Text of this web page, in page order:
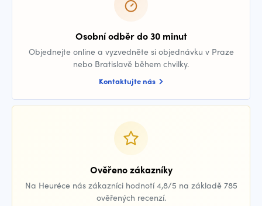
Osobní odběr do 30 minut
Objednejte online a vyzvedněte si objednávku v Praze
nebo Bratislavě během chvilky.
Kontaktujte nás
Ověřeno zákazníky
Na Heuréce nás zákazníci hodnotí 4,8/5 na základě 785
ověřených recenzí.